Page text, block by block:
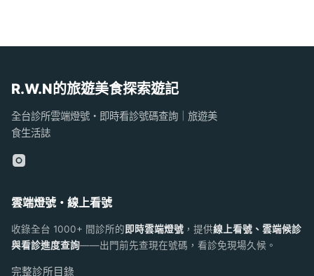
R.W.N的旅遊美食探索遊記
全台診所雲端燈號・即時看診號碼查詢｜旅遊美
食生活誌
雲端燈號・線上看號
收錄全台 1000+ 間診所的 即時雲端燈號 ，提供線上看號、雲端候診
與看診進度查詢——出門前先查現在號碼，看診免現場久候。
完整診所目錄